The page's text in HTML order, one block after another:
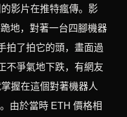
影片在推特瘋傳。影
地，對著一台四腳機器
拍了拍它的頭，畫面過
不爭氣地下跌，有網友
握在這個對著機器人
由於當時 ETH 價格相